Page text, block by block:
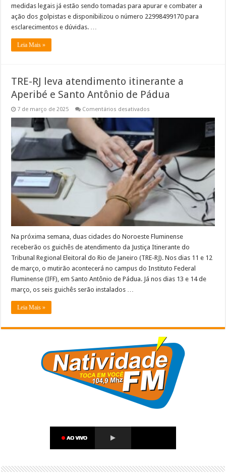
medidas legais já estão sendo tomadas para apurar e combater a
ação dos golpistas e disponibilizou o número 22998499170 para
esclarecimentos e dúvidas. …
Leia Mais »
TRE-RJ leva atendimento itinerante a
Aperibé e Santo Antônio de Pádua
7 de março de 2025 Comentários desativados
leva
atendimento
itinerante
a
Aperibé
e
Santo
Antônio
de
Pádua
Na próxima semana, duas cidades do Noroeste Fluminense
receberão os guichês de atendimento da Justiça Itinerante do
Tribunal Regional Eleitoral do Rio de Janeiro (TRE-RJ). Nos dias 11 e 12
de março, o mutirão acontecerá no campus do Instituto Federal
Fluminense (IFF), em Santo Antônio de Pádua. Já nos dias 13 e 14 de
março, os seis guichês serão instalados …
Leia Mais »